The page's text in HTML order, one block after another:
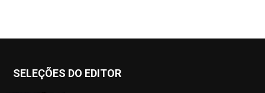
SELEÇÕES DO EDITOR